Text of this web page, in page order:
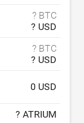
? BTC
? USD
? BTC
? USD
0 USD
? ATRIUM